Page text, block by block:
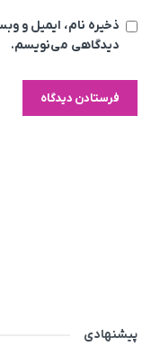
ذخیره نام، ایمیل و
دیدگاهی می‌نویسم.
پیشنهادی